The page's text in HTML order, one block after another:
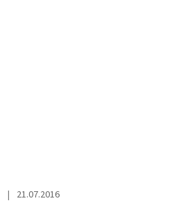
The store rating is 5 out of 5 stars.
| 21.07.2016